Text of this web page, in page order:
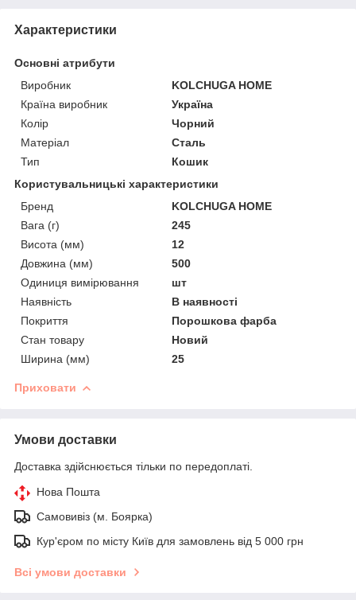
Характеристики
Основні атрибути
Виробник
KOLCHUGA HOME
Країна виробник
Україна
Колір
Чорний
Матеріал
Сталь
Тип
Кошик
Користувальницькі характеристики
Бренд
KOLCHUGA HOME
Вага (г)
245
Висота (мм)
12
Довжина (мм)
500
Одиниця вимірювання
шт
Наявність
В наявності
Покриття
Порошкова фарба
Стан товару
Новий
Ширина (мм)
25
Приховати
Умови доставки
Доставка здійснюється тільки по передоплаті.
Нова Пошта
Самовивіз (м. Боярка)
Кур'єром по місту Київ для замовлень від 5 000 грн
Всі умови доставки